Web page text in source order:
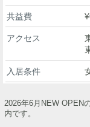
共益費
アクセス
入居条件
2026年6月NEW OPEN
内です。